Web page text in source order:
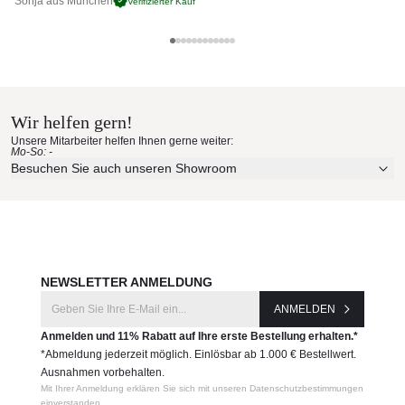
• Wartungsarm und pflegeleicht
Produktnummer:
5349LG
Erleben Sie unsere Stoffe und Materialien ganz in Ruhe in
Ihren eigenen vier Wänden.
Aktuelle Originalstoffe des Herstellers
Wir helfen gern!
Unsere Mitarbeiter helfen Ihnen gerne weiter:
Mo-So: -
Besuchen Sie auch unseren Showroom
NEWSLETTER ANMELDUNG
ANMELDEN
Anmelden und 11% Rabatt auf Ihre erste Bestellung erhalten.*
*Abmeldung jederzeit möglich. Einlösbar ab 1.000 € Bestellwert.
Ausnahmen vorbehalten.
Mit Ihrer Anmeldung erklären Sie sich mit unseren Datenschutzbestimmungen
einverstanden.